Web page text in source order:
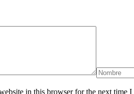
in this browser for the next time I